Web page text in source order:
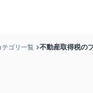
テゴリ一覧 不動産取得税の